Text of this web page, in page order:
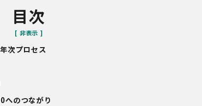
目次
年次プロセス
へのつながり